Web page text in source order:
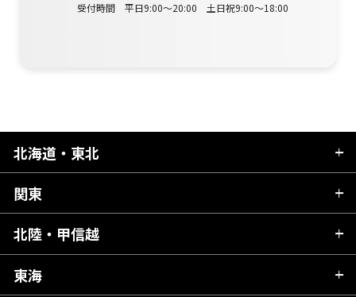
受付時間 平日9:00～20:00 土日祝9:00～18:00
北海道・東北
北海道
青森県
秋田県
関東
茨城県
栃木県
北陸・甲信越
新潟県
東海